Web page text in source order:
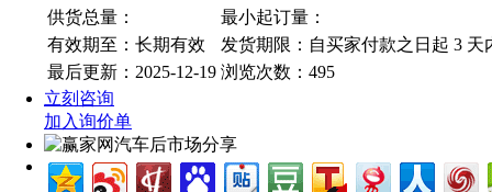
供货总量：
最小起订量：
有效期至：长期有效
发货期限：自买家付款之日起 3 天
最后更新：2025-12-19 浏览次数： 495
立刻咨询
加入询价单